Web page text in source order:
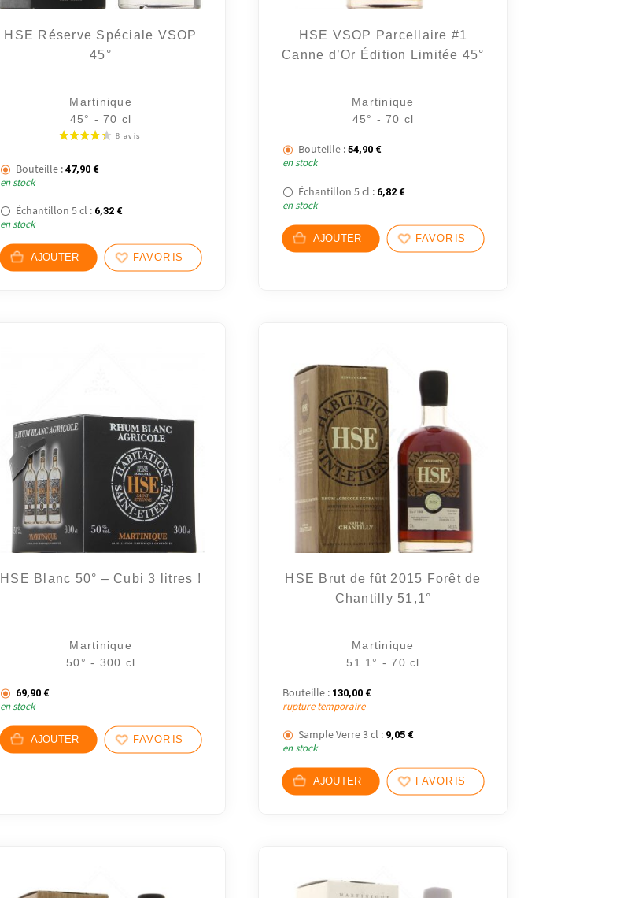
8 avis
HSE Réserve Spéciale VSOP
45°
Martinique
45° - 70 cl
Bouteille : 47,90 €
en stock
Échantillon 5 cl : 6,32 €
en stock
AJOUTER FAVORIS
HSE VSOP Parcellaire #1
Canne d’Or Édition Limitée 45°
Martinique
45° - 70 cl
Bouteille : 54,90 €
en stock
Échantillon 5 cl : 6,82 €
en stock
AJOUTER FAVORIS
HSE Blanc 50° – Cubi 3 litres !
Martinique
50° - 300 cl
69,90 €
en stock
AJOUTER FAVORIS
HSE Brut de fût 2015 Forêt de
Chantilly 51,1°
Martinique
51.1° - 70 cl
Bouteille : 130,00 €
rupture temporaire
Sample Verre 3 cl : 9,05 €
en stock
AJOUTER FAVORIS